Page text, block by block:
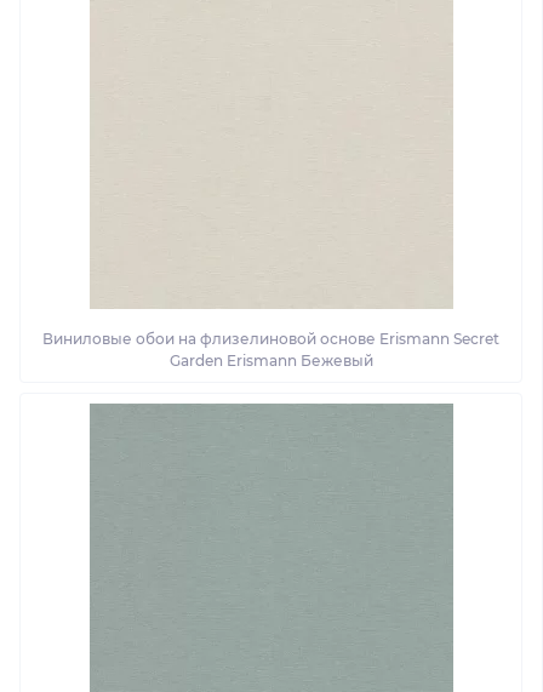
Виниловые обои на флизелиновой основе Erismann Secret
Garden Erismann Бежевый